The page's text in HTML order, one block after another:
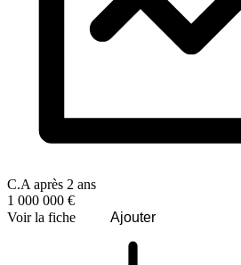
C.A après 2 ans
1 000 000 €
Voir la fiche
Ajouter